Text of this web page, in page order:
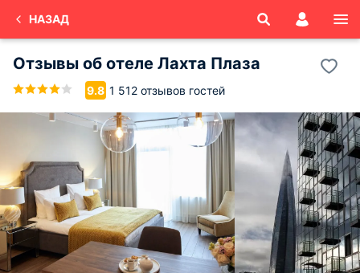
НАЗАД
Отзывы об отеле Лахта Плаза
9.8 1 512 отзывов гостей